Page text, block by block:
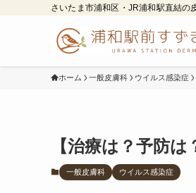
さいたま市浦和区・JR浦和駅直結の
ホーム 一般皮膚科 ウイルス感染症
【治療は？予防
一般皮膚科 ウイルス感染症